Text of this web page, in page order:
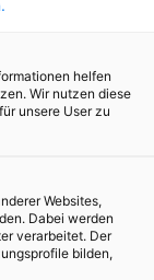
helfen
Wir nutzen diese
unsere User zu
Websites,
Dabei werden
verarbeitet. Der
bilden,